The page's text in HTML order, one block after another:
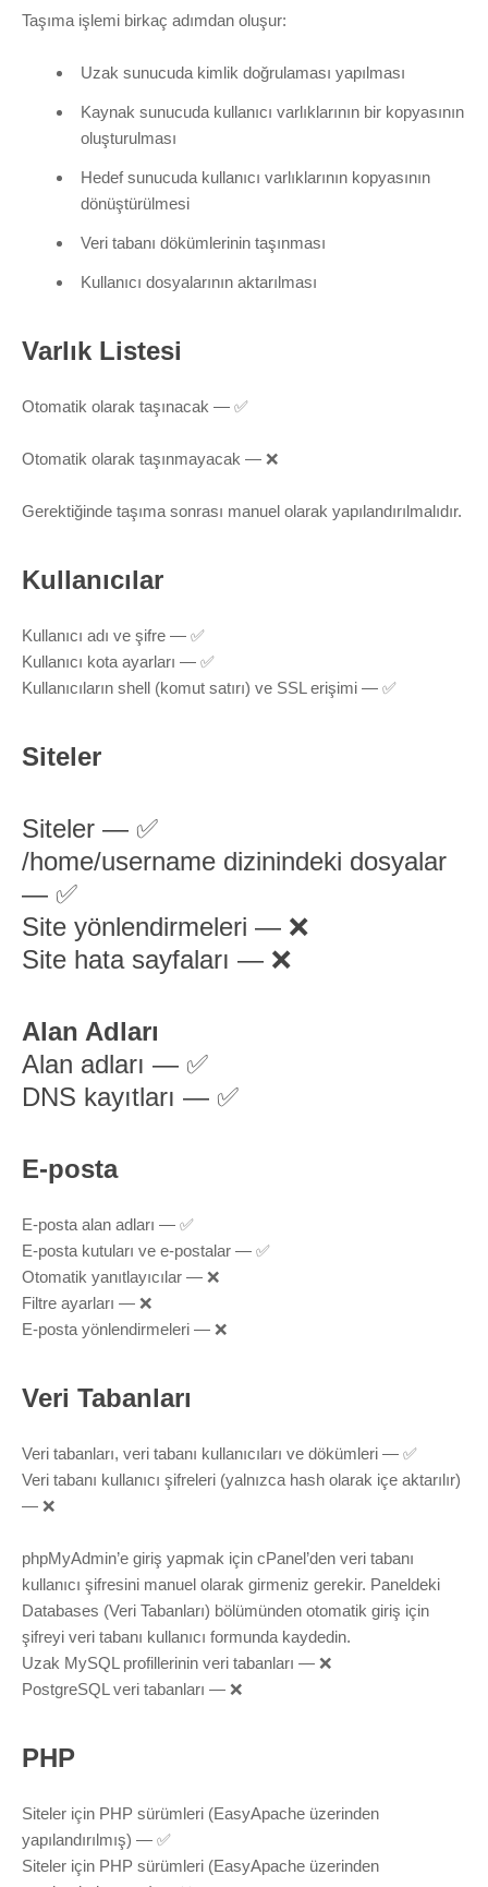
Taşıma işlemi birkaç adımdan oluşur:
Uzak sunucuda kimlik doğrulaması yapılması
Kaynak sunucuda kullanıcı varlıklarının bir kopyasının
oluşturulması
Hedef sunucuda kullanıcı varlıklarının kopyasının
dönüştürülmesi
Veri tabanı dökümlerinin taşınması
Kullanıcı dosyalarının aktarılması
Varlık Listesi
Otomatik olarak taşınacak — ✅
Otomatik olarak taşınmayacak — ❌
Gerektiğinde taşıma sonrası manuel olarak yapılandırılmalıdır.
Kullanıcılar
Kullanıcı adı ve şifre — ✅
Kullanıcı kota ayarları — ✅
Kullanıcıların shell (komut satırı) ve SSL erişimi — ✅
Siteler
Siteler — ✅
/home/username dizinindeki dosyalar
— ✅
Site yönlendirmeleri — ❌
Site hata sayfaları — ❌
Alan Adları
Alan adları — ✅
DNS kayıtları — ✅
E-posta
E-posta alan adları — ✅
E-posta kutuları ve e-postalar — ✅
Otomatik yanıtlayıcılar — ❌
Filtre ayarları — ❌
E-posta yönlendirmeleri — ❌
Veri Tabanları
Veri tabanları, veri tabanı kullanıcıları ve dökümleri — ✅
Veri tabanı kullanıcı şifreleri (yalnızca hash olarak içe aktarılır)
— ❌
phpMyAdmin’e giriş yapmak için cPanel’den veri tabanı
kullanıcı şifresini manuel olarak girmeniz gerekir. Paneldeki
Databases (Veri Tabanları) bölümünden otomatik giriş için
şifreyi veri tabanı kullanıcı formunda kaydedin.
Uzak MySQL profillerinin veri tabanları — ❌
PostgreSQL veri tabanları — ❌
PHP
Siteler için PHP sürümleri (EasyApache üzerinden
yapılandırılmış) — ✅
Siteler için PHP sürümleri (EasyApache üzerinden